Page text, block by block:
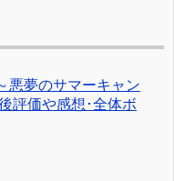
悪夢のサマーキャン
評価や感想･全体ボ